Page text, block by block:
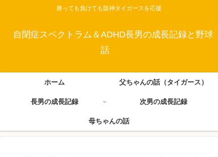
勝っても負けても阪神タイガースを応援
自閉症スペクトラム＆ADHD長男の成長記録と野球
話
ホーム 父ちゃんの話（タイガース）
長男の成長記録 次男の成長記録
母ちゃんの話